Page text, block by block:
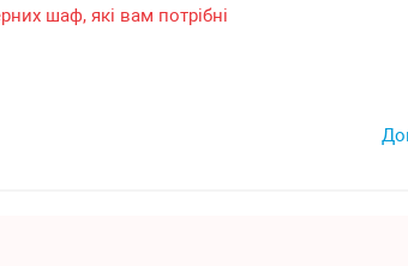
шаф, які вам потрібні